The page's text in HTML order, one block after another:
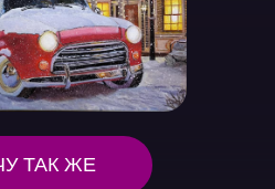
ТАК ЖЕ